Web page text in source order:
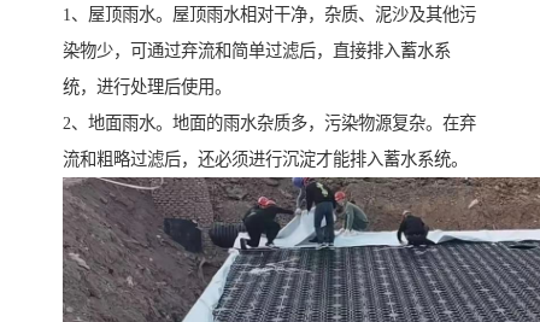
1、屋顶雨水。屋顶雨水相对干净，杂质、泥沙及其他污
染物少，可通过弃流和简单过滤后，直接排入蓄水系
统，进行处理后使用。
2、地面雨水。地面的雨水杂质多，污染物源复杂。在弃
流和粗略过滤后，还必须进行沉淀才能排入蓄水系统。